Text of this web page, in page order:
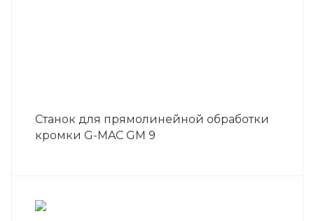
Станок для прямолинейной обработки
кромки G-MAC GM 9